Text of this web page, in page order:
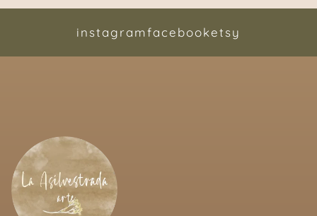
instagramfacebooketsy